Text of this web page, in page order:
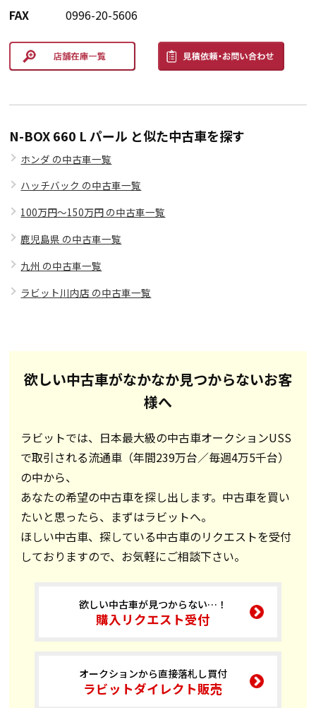
FAX
0996-20-5606
N-BOX 660 L パール と似た中古車を探す
ホンダ の中古車一覧
ハッチバック の中古車一覧
100万円～150万円 の中古車一覧
鹿児島県 の中古車一覧
九州 の中古車一覧
ラビット川内店 の中古車一覧
欲しい中古車がなかなか見つからないお客
様へ
ラビットでは、日本最大級の中古車オークションUSS
で取引される流通車（年間239万台／毎週4万5千台）
の中から、
あなたの希望の中古車を探し出します。中古車を買い
たいと思ったら、まずはラビットへ。
ほしい中古車、探している中古車のリクエストを受付
しておりますので、お気軽にご相談下さい。
欲しい中古車が見つからない…！
購入リクエスト受付
オークションから直接落札し買付
ラビットダイレクト販売